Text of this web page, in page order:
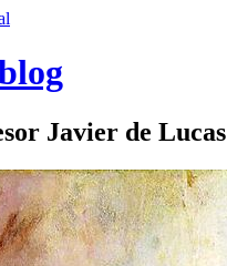
Javier de Lucas